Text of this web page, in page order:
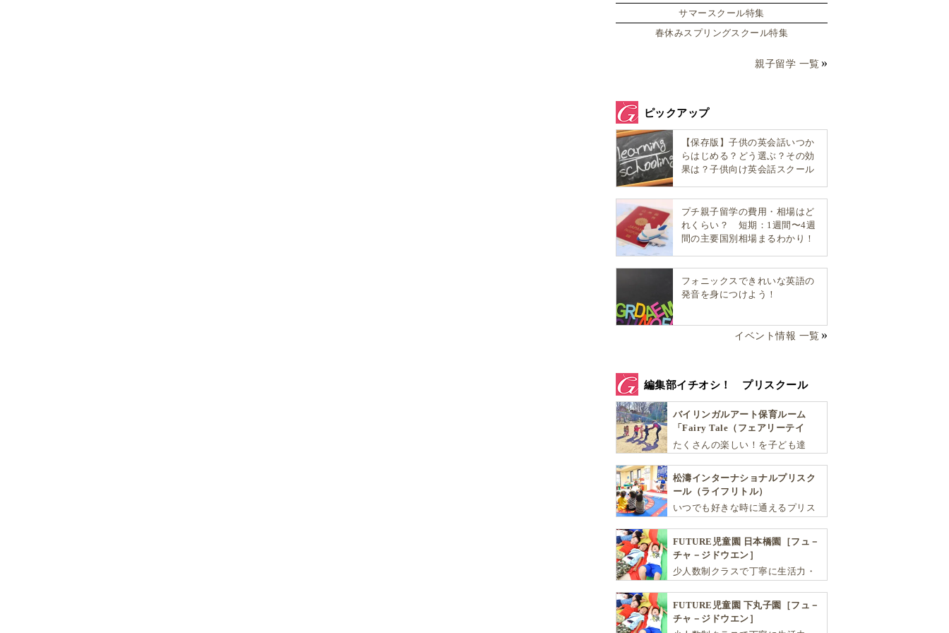
サマースクール特集
春休みスプリングスクール特集
親子留学 一覧
ピックアップ
【保存版】子供の英会話いつか
らはじめる？どう選ぶ？その効
果は？子供向け英会話スクール
プチ親子留学の費用・相場はど
れくらい？ 短期：1週間〜4週
間の主要国別相場まるわかり！
フォニックスできれいな英語の
発音を身につけよう！
イベント情報 一覧
編集部イチオシ！ プリスクール
バイリンガルアート保育ルーム
「Fairy Tale（フェアリーテイ
ル）」
たくさんの楽しい！を子ども達
ラムとバイリンガル保育で子供達
の『生きる力』を育てます。
松濤インターナショナルプリスク
ール（ライフリトル）
いつでも好きな時に通えるプリス
性を尊重し、想像力豊かな感性、
自ら進んで学ぶこと、考える力を
育みます
FUTURE児童園 日本橋園［フュ－
チャ－ジドウエン］
少人数制クラスで丁寧に生活力・
能性を広げます！
FUTURE児童園 下丸子園［フュ－
チャ－ジドウエン］